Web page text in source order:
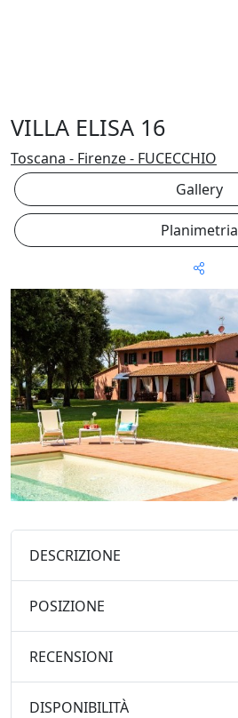
VILLA ELISA 16
Toscana - Firenze - FUCECCHIO
Gallery
Planimetria
DESCRIZIONE
POSIZIONE
RECENSIONI
DISPONIBILITÀ